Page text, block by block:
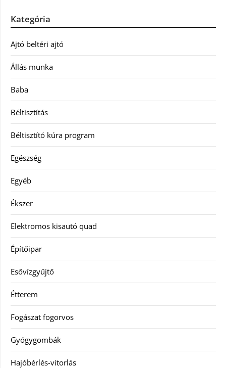
Kategória
Ajtó beltéri ajtó
Állás munka
Baba
Béltisztítás
Béltisztító kúra program
Egészség
Egyéb
Ékszer
Elektromos kisautó quad
Építőipar
Esővízgyűjtő
Étterem
Fogászat fogorvos
Gyógygombák
Hajóbérlés-vitorlás